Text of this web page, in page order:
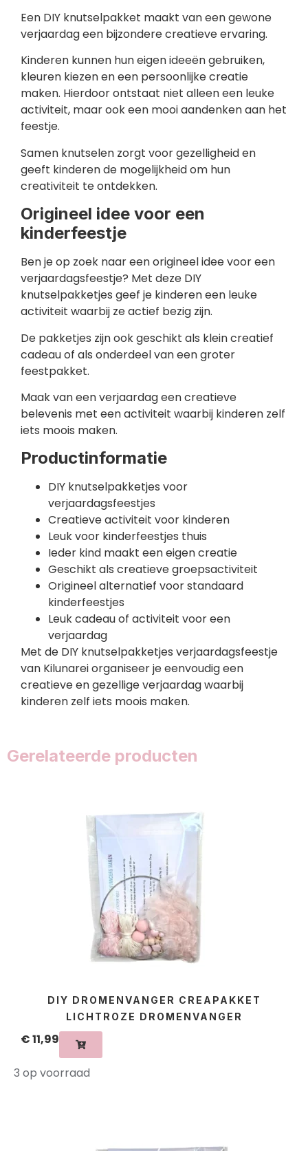
Een DIY knutselpakket maakt van een gewone
verjaardag een bijzondere creatieve ervaring.
Kinderen kunnen hun eigen ideeën gebruiken,
kleuren kiezen en een persoonlijke creatie
maken. Hierdoor ontstaat niet alleen een leuke
activiteit, maar ook een mooi aandenken aan het
feestje.
Samen knutselen zorgt voor gezelligheid en
geeft kinderen de mogelijkheid om hun
creativiteit te ontdekken.
Origineel idee voor een
kinderfeestje
Ben je op zoek naar een origineel idee voor een
verjaardagsfeestje? Met deze DIY
knutselpakketjes geef je kinderen een leuke
activiteit waarbij ze actief bezig zijn.
De pakketjes zijn ook geschikt als klein creatief
cadeau of als onderdeel van een groter
feestpakket.
Maak van een verjaardag een creatieve
belevenis met een activiteit waarbij kinderen zelf
iets moois maken.
Productinformatie
DIY knutselpakketjes voor
verjaardagsfeestjes
Creatieve activiteit voor kinderen
Leuk voor kinderfeestjes thuis
Ieder kind maakt een eigen creatie
Geschikt als creatieve groepsactiviteit
Origineel alternatief voor standaard
kinderfeestjes
Leuk cadeau of activiteit voor een
verjaardag
Met de DIY knutselpakketjes verjaardagsfeestje
van Kilunarei organiseer je eenvoudig een
creatieve en gezellige verjaardag waarbij
kinderen zelf iets moois maken.
Gerelateerde producten
DIY DROMENVANGER CREAPAKKET
LICHTROZE DROMENVANGER
€11,99
3 op voorraad